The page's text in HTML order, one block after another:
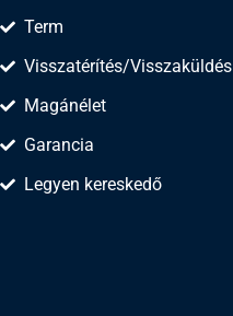
Term
Visszatérítés/Visszaküldés
Magánélet
Garancia
Legyen kereskedő